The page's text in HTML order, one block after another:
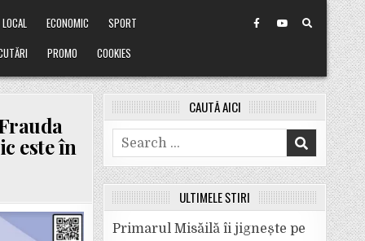
LOCAL ECONOMIC
SPORT
PROMO COOKIES
este în
CAUTĂ AICI
Search
for:
ULTIMELE ȘTIRI
Primarul Misăilă îi jignește pe